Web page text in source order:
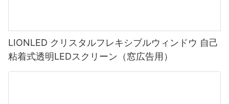
LIONLED クリスタルフレキシブルウィンドウ 自己
粘着式透明LEDスクリーン（窓広告用）